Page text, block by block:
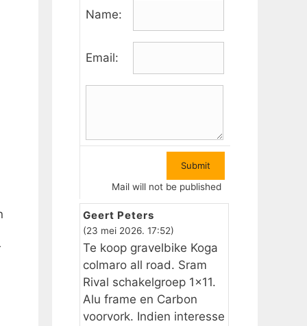
Name:
Email:
Mail will not be published
Geert Peters
(23 mei 2026. 17:52)
Te koop gravelbike Koga
colmaro all road. Sram
Rival schakelgroep 1×11.
Alu frame en Carbon
voorvork. Indien interesse